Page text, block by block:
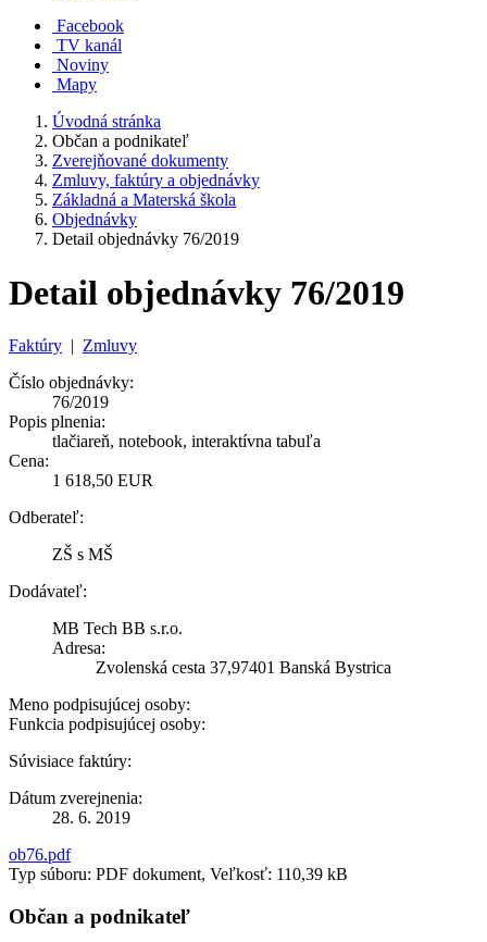
Facebook
TV kanál
Noviny
Mapy
Úvodná stránka
Občan a podnikateľ
Zverejňované dokumenty
Zmluvy, faktúry a objednávky
Základná a Materská škola
Objednávky
Detail objednávky 76/2019
Detail objednávky 76/2019
Faktúry | Zmluvy
Číslo objednávky:
76/2019
Popis plnenia:
tlačiareň, notebook, interaktívna tabuľa
Cena:
1 618,50 EUR
Odberateľ:
ZŠ s MŠ
Dodávateľ:
MB Tech BB s.r.o.
Adresa:
Zvolenská cesta 37,97401 Banská Bystrica
Meno podpisujúcej osoby:
Funkcia podpisujúcej osoby:
Súvisiace faktúry:
Dátum zverejnenia:
28. 6. 2019
ob76.pdf
Typ súboru: PDF dokument, Veľkosť: 110,39 kB
Občan a podnikateľ